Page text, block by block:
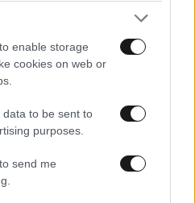
enable storage
cookies on web or
to be sent to
purposes.
send me